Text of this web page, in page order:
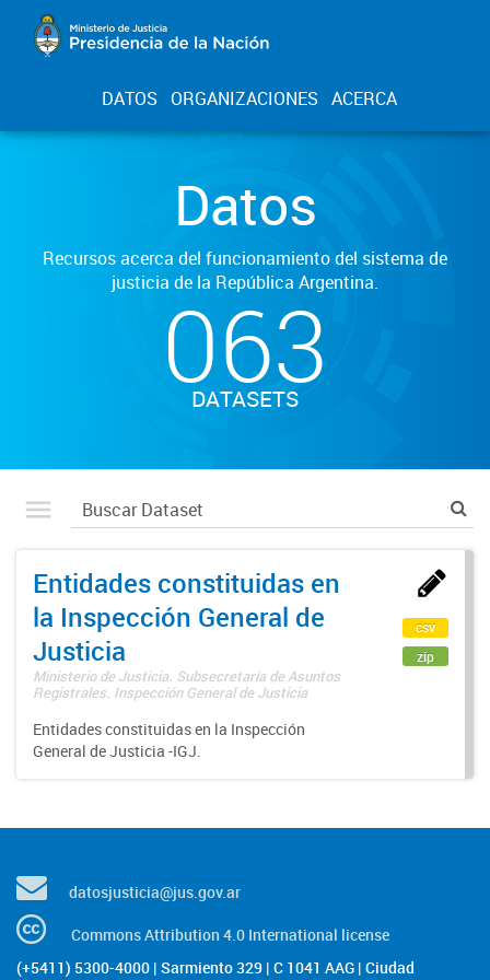
DATOS ORGANIZACIONES ACERCA
Datos
Recursos acerca del funcionamiento del sistema de
justicia de la República Argentina.
063
DATASETS
Entidades constituidas en
la Inspección General de
Justicia
Ministerio de Justicia. Subsecretaría de Asuntos
Registrales. Inspección General de Justicia
Entidades constituidas en la Inspección
General de Justicia -IGJ.
csv
zip
datosjusticia@jus.gov.ar
Commons Attribution 4.0 International license
(+5411) 5300-4000 | Sarmiento 329 | C 1041 AAG | Ciudad